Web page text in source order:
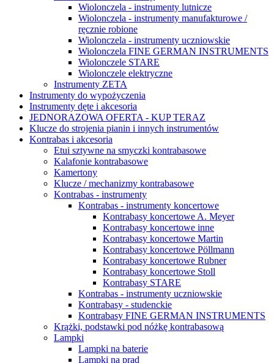
Wiolonczela - instrumenty lutnicze
Wiolonczela - instrumenty manufakturowe /
ręcznie robione
Wiolonczela - instrumenty uczniowskie
Wiolonczela FINE GERMAN INSTRUMENTS
Wiolonczele STARE
Wiolonczele elektryczne
Instrumenty ZETA
Instrumenty do wypożyczenia
Instrumenty dęte i akcesoria
JEDNORAZOWA OFERTA - KUP TERAZ
Klucze do strojenia pianin i innych instrumentów
Kontrabas i akcesoria
Etui sztywne na smyczki kontrabasowe
Kalafonie kontrabasowe
Kamertony
Klucze / mechanizmy kontrabasowe
Kontrabas - instrumenty
Kontrabas - instrumenty koncertowe
Kontrabasy koncertowe A. Meyer
Kontrabasy koncertowe inne
Kontrabasy koncertowe Martin
Kontrabasy koncertowe Pöllmann
Kontrabasy koncertowe Rubner
Kontrabasy koncertowe Stoll
Kontrabasy STARE
Kontrabas - instrumenty uczniowskie
Kontrabasy - studenckie
Kontrabasy FINE GERMAN INSTRUMENTS
Krążki, podstawki pod nóżkę kontrabasową
Lampki
Lampki na baterie
Lampki na prąd